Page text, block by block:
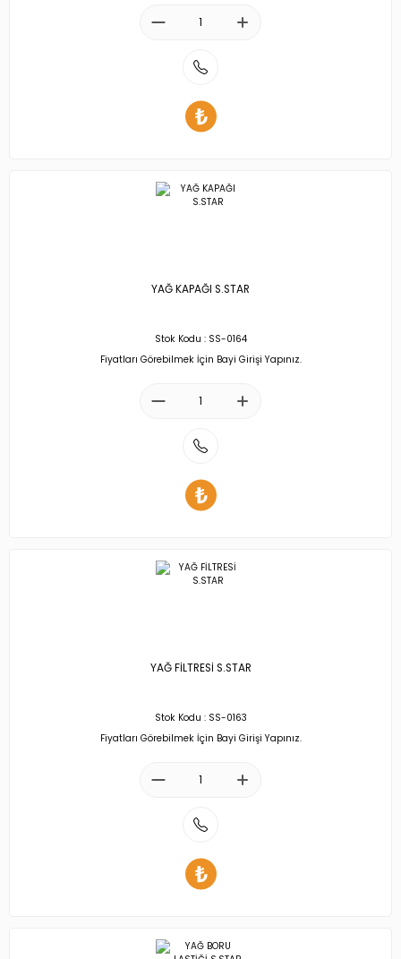
YAĞ KAPAĞI S.STAR
Stok Kodu : SS-0164
Fiyatları Görebilmek İçin Bayi Girişi Yapınız.
YAĞ FİLTRESİ S.STAR
Stok Kodu : SS-0163
Fiyatları Görebilmek İçin Bayi Girişi Yapınız.